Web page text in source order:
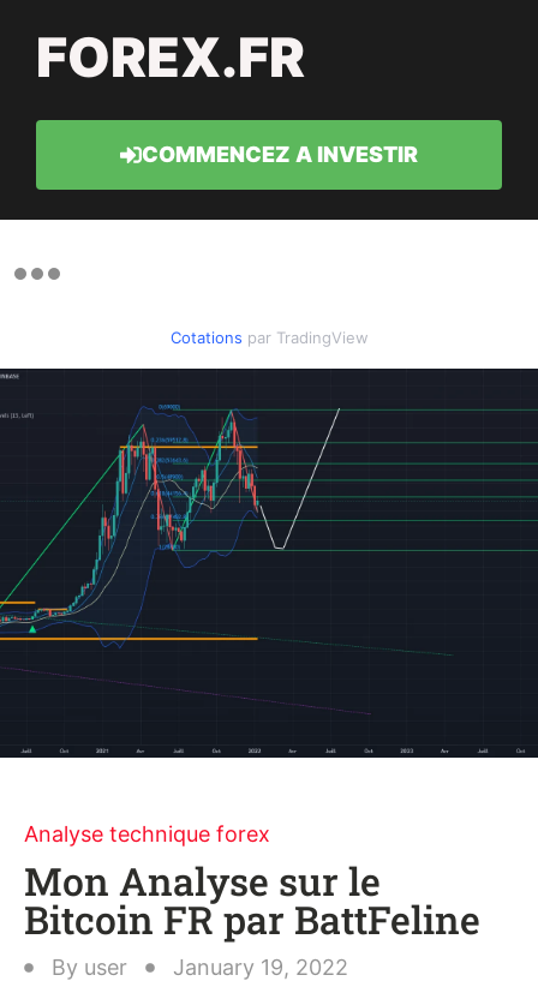
FOREX.FR
COMMENCEZ A INVESTIR
Cotations par TradingView
Analyse technique forex
Mon Analyse sur le
Bitcoin FR par BattFeline
By user
January 19, 2022